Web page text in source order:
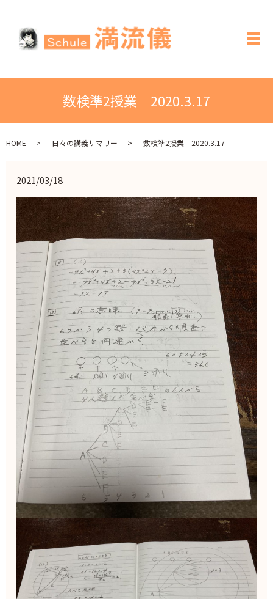
メ
数検準2授業 2020.3.17
HOME 日々の講義サマリー 数検準2授業 2020.3.17
2021/03/18